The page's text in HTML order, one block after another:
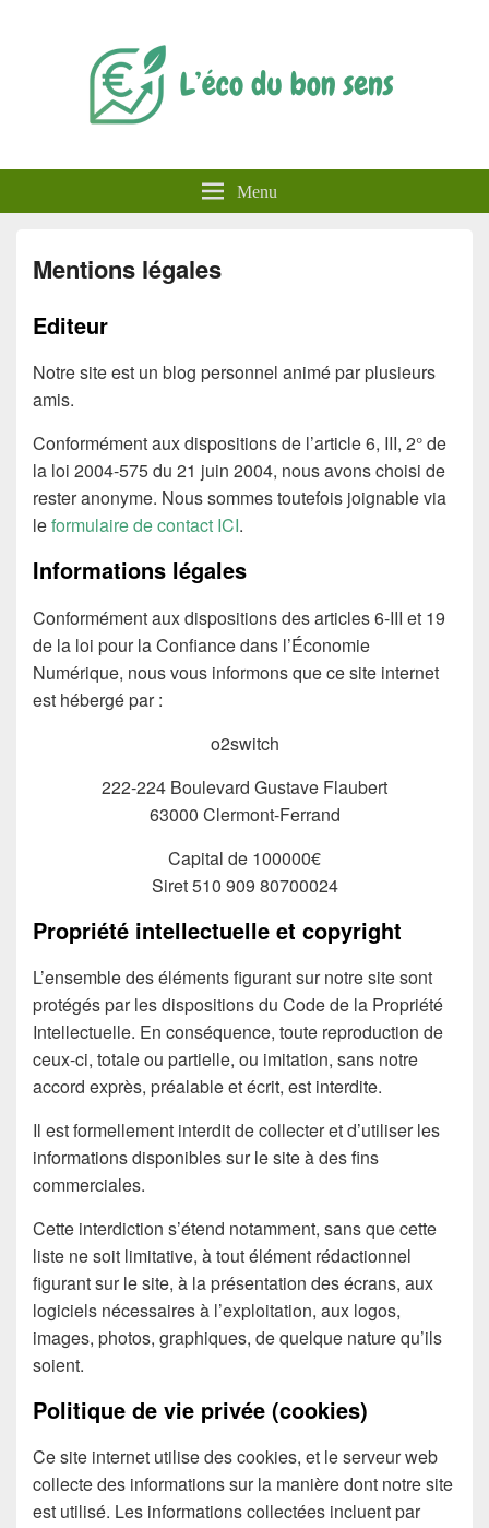
L'éco du bon sens
Menu
Mentions légales
Editeur
Notre site est un blog personnel animé par plusieurs
amis.
Conformément aux dispositions de l’article 6, III, 2° de
la loi 2004-575 du 21 juin 2004, nous avons choisi de
rester anonyme. Nous sommes toutefois joignable via
leformulaire de contact ICI.
Informations légales
Conformément aux dispositions des articles 6-III et 19
de la loi pour la Confiance dans l’Économie
Numérique, nous vous informons que ce site internet
est hébergé par :
o2switch
222-224 Boulevard Gustave Flaubert
63000 Clermont-Ferrand
Capital de 100000€
Siret 510 909 80700024
Propriété intellectuelle et copyright
L’ensemble des éléments figurant sur notre site sont
protégés par les dispositions du Code de la Propriété
Intellectuelle. En conséquence, toute reproduction de
ceux-ci, totale ou partielle, ou imitation, sans notre
accord exprès, préalable et écrit, est interdite.
Il est formellement interdit de collecter et d’utiliser les
informations disponibles sur le site à des fins
commerciales.
Cette interdiction s’étend notamment, sans que cette
liste ne soit limitative, à tout élément rédactionnel
figurant sur le site, à la présentation des écrans, aux
logiciels nécessaires à l’exploitation, aux logos,
images, photos, graphiques, de quelque nature qu’ils
soient.
Politique de vie privée (cookies)
Ce site internet utilise des cookies, et le serveur web
collecte des informations sur la manière dont notre site
est utilisé. Les informations collectées incluent par